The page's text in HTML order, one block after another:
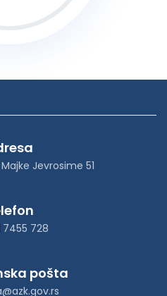
Jevrosime 51
7455 728
pošta